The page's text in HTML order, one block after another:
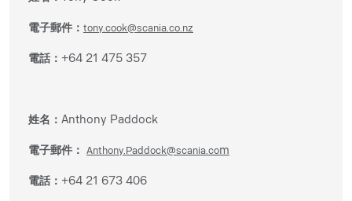
電子郵件： tony.cook@scania.co.nz
電話： +64 21 475 357
姓名： Anthony Paddock
電子郵件： Anthony.Paddock@scania.com
電話： +64 21 673 406